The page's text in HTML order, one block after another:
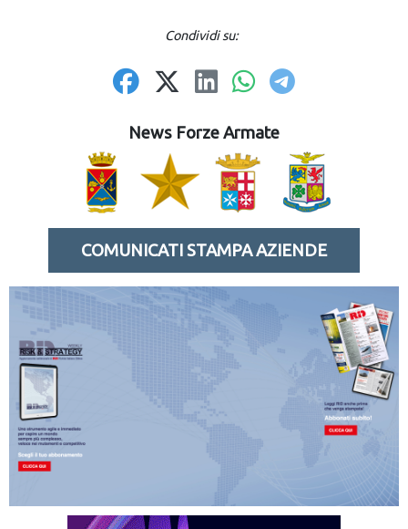
Condividi su:
News Forze Armate
COMUNICATI STAMPA AZIENDE